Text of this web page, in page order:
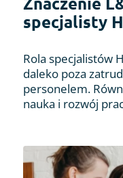
specjalisty
Rola specjalistów
daleko poza
personelem.
nauka i rozwój